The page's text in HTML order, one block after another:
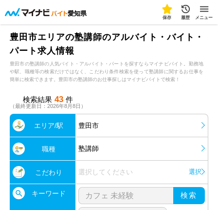
愛知県
保存 履歴 メニュー
豊田市エリアの塾講師のアルバイト・バイト・
パート求人情報
豊田市の塾講師の人気バイト・アルバイト・パートを探すならマイナビバイト。勤務地
や駅、職種等の検索だけではなく、こだわり条件検索を使って塾講師に関するお仕事を
簡単に検索できます。豊田市の塾講師のお仕事探しはマイナビバイトで検索！
検索結果 43 件
（最終更新日：2026年8月8日）
エリア/駅 豊田市
職種 塾講師
こだわり 選択してください 選択
キーワード 検索